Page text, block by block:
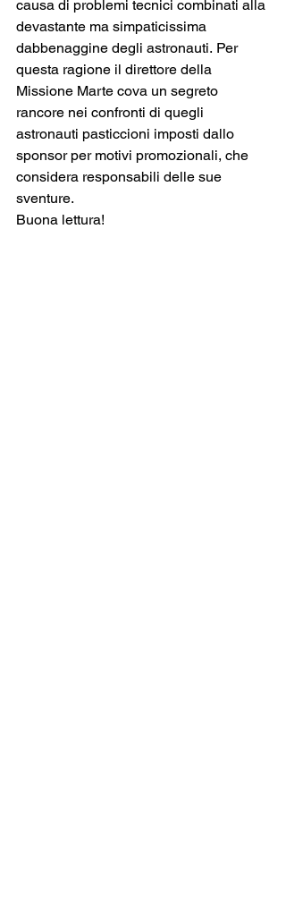
causa di problemi tecnici combinati alla
devastante ma simpaticissima
dabbenaggine degli astronauti. Per
questa ragione il direttore della
Missione Marte cova un segreto
rancore nei confronti di quegli
astronauti pasticcioni imposti dallo
sponsor per motivi promozionali, che
considera responsabili delle sue
sventure.
Buona lettura!